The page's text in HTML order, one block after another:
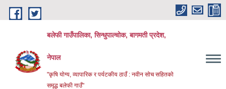
Skip to main content
बलेफी गाउँपालिका, सिन्धुपाल्चोक, बागमती प्रदेश,
नेपाल
"कृषि योग्य, व्यापारिक र पर्यटकीय ठाउँ : नवीन सोच सहितको
समृद्ध बलेफी गाउँ"